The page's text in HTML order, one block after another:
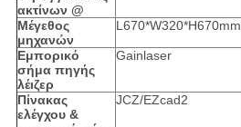
ακτίνων @
Μέγεθος
μηχανών
L670*W320*H670mm
Εμπορικό
σήμα πηγής
λέιζερ
Gainlaser
Πίνακας
ελέγχου &
JCZ/EZcad2